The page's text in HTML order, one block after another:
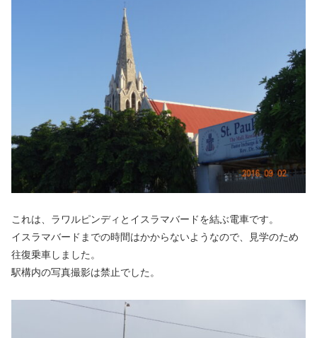
これは、ラワルピンディとイスラマバードを結ぶ電車です。
イスラマバードまでの時間はかからないようなので、見学のため
往復乗車しました。
駅構内の写真撮影は禁止でした。